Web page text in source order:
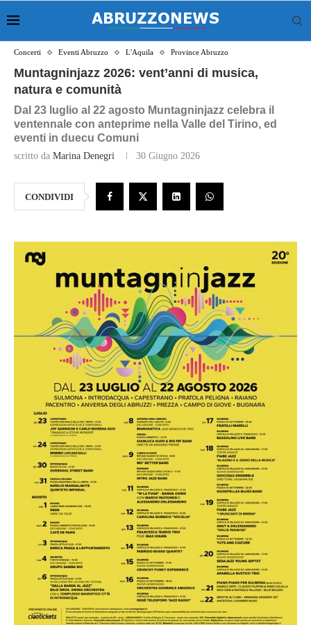
Concerti Eventi Abruzzo L'Aquila Province Abruzzo
Muntagninjazz 2026: vent’anni di musica,
natura e comunità
Dal 23 luglio al 22 agosto Muntagninjazz celebra il
ventennale con anteprime nella Valle del Tirino, ed
eventi in duecu Comuni
scritto da Marina Denegri 30 Giugno 2026
CONDIVIDI